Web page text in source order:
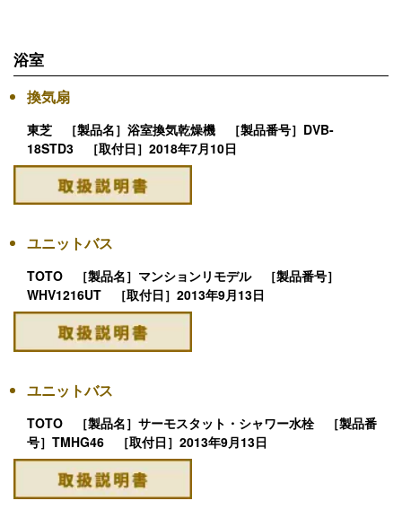
浴室
換気扇
東芝 ［製品名］浴室換気乾燥機 ［製品番号］DVB-
18STD3 ［取付日］2018年7月10日
ユニットバス
TOTO ［製品名］マンションリモデル ［製品番号］
WHV1216UT ［取付日］2013年9月13日
ユニットバス
TOTO ［製品名］サーモスタット・シャワー水栓 ［製品番
号］TMHG46 ［取付日］2013年9月13日